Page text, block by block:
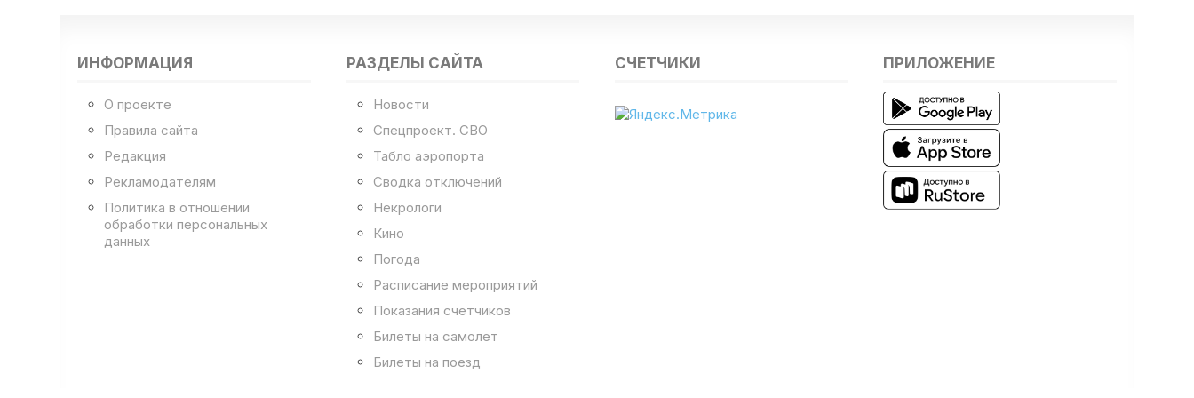
ИНФОРМАЦИЯ
О проекте
Правила сайта
Редакция
Рекламодателям
Политика в отношении
обработки персональных
данных
РАЗДЕЛЫ САЙТА
Новости
Спецпроект. СВО
Табло аэропорта
Сводка отключений
Некрологи
Кино
Погода
Расписание мероприятий
Показания счетчиков
Билеты на самолет
Билеты на поезд
СЧЕТЧИКИ ПРИЛОЖЕНИЕ